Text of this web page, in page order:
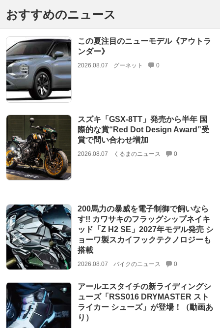
おすすめのニュース
この夏注目のニューモデル《アウトラ
ンダー》
2026.08.07 グーネット 0
スズキ「GSX-8TT」発売から半年 国
際的な賞“Red Dot Design Award”受
賞で問い合わせ増加
2026.08.07 くるまのニュース 0
200馬力の暴威を電子制御で飼いなら
す!! カワサキのフラッグシップネイキ
ッド「Z H2 SE」2027年モデル発売 シ
ョーワ製スカイフックテクノロジーも
搭載
2026.08.07 バイクのニュース 0
アールエスタイチの新ライディングシ
ューズ「RSS016 DRYMASTER スト
ライカー シューズ」が登場！（動画あ
り）